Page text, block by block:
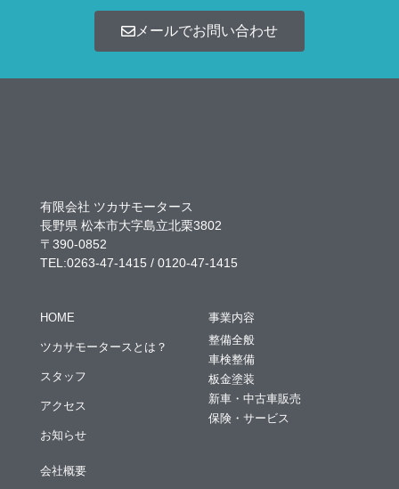
メールでお問い合わせ
有限会社 ツカサモータース
長野県 松本市大字島立北栗3802
〒390-0852
TEL:0263-47-1415 / 0120-47-1415
HOME
ツカサモータースとは？
スタッフ
アクセス
お知らせ
事業内容
整備全般
車検整備
板金塗装
新車・中古車販売
保険・サービス
会社概要